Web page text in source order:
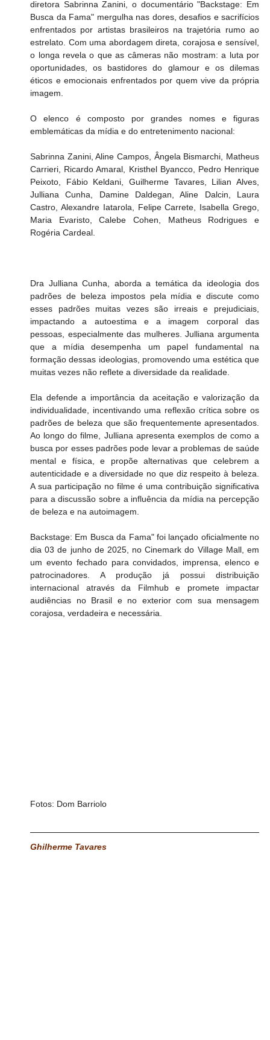
diretora Sabrinna Zanini, o documentário "Backstage: Em
Busca da Fama" mergulha nas dores, desafios e sacrifícios
enfrentados por artistas brasileiros na trajetória rumo ao
estrelato. Com uma abordagem direta, corajosa e sensível,
o longa revela o que as câmeras não mostram: a luta por
oportunidades, os bastidores do glamour e os dilemas
éticos e emocionais enfrentados por quem vive da própria
imagem.
O elenco é composto por grandes nomes e figuras
emblemáticas da mídia e do entretenimento nacional:
Sabrinna Zanini, Aline Campos, Ângela Bismarchi, Matheus
Carrieri, Ricardo Amaral, Kristhel Byancco, Pedro Henrique
Peixoto, Fábio Keldani, Guilherme Tavares, Lilian Alves,
Julliana Cunha, Damine Daldegan, Aline Dalcin, Laura
Castro, Alexandre Iatarola, Felipe Carrete, Isabella Grego,
Maria Evaristo, Calebe Cohen, Matheus Rodrigues e
Rogéria Cardeal.
Dra Julliana Cunha, aborda a temática da ideologia dos
padrões de beleza impostos pela mídia e discute como
esses padrões muitas vezes são irreais e prejudiciais,
impactando a autoestima e a imagem corporal das
pessoas, especialmente das mulheres. Julliana argumenta
que a mídia desempenha um papel fundamental na
formação dessas ideologias, promovendo uma estética que
muitas vezes não reflete a diversidade da realidade.
Ela defende a importância da aceitação e valorização da
individualidade, incentivando uma reflexão crítica sobre os
padrões de beleza que são frequentemente apresentados.
Ao longo do filme, Julliana apresenta exemplos de como a
busca por esses padrões pode levar a problemas de saúde
mental e física, e propõe alternativas que celebrem a
autenticidade e a diversidade no que diz respeito à beleza.
A sua participação no filme é uma contribuição significativa
para a discussão sobre a influência da mídia na percepção
de beleza e na autoimagem.
Backstage: Em Busca da Fama" foi lançado oficialmente no
dia 03 de junho de 2025, no Cinemark do Village Mall, em
um evento fechado para convidados, imprensa, elenco e
patrocinadores. A produção já possui distribuição
internacional através da Filmhub e promete impactar
audiências no Brasil e no exterior com sua mensagem
corajosa, verdadeira e necessária.
Fotos: Dom Barriolo
Ghilherme Tavares